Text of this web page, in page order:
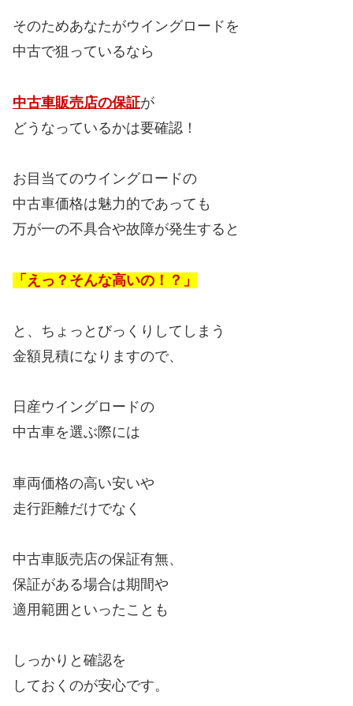
そのためあなたがウイングロードを
中古で狙っているなら
中古車販売店の保証が
どうなっているかは要確認！
お目当てのウイングロードの
中古車価格は魅力的であっても
万が一の不具合や故障が発生すると
「えっ？そんな高いの！？」
と、ちょっとびっくりしてしまう
金額見積になりますので、
日産ウイングロードの
中古車を選ぶ際には
車両価格の高い安いや
走行距離だけでなく
中古車販売店の保証有無、
保証がある場合は期間や
適用範囲といったことも
しっかりと確認を
しておくのが安心です。